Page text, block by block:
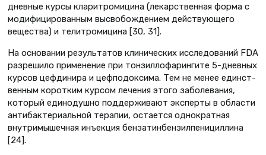
дневные курсы кларитромицина (лекарственная форма с
модифицированным высвобождением действующего
вещества) и телитромицина [30, 31].
На основании результатов клинических исследований FDA
разрешило применение при тонзиллофарингите 5-дневных
курсов цефдинира и цефподоксима. Тем не менее единст-
венным коротким курсом лечения этого заболевания,
который единодушно поддерживают эксперты в области
антибактериальной терапии, остается однократная
внутримышечная инъекция бензатинбензилпенициллина
[24].